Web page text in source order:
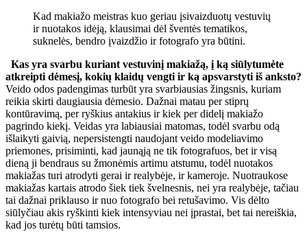
Kad makiažo meistras kuo geriau įsivaizduotų vestuvių
ir nuotakos idėją, klausimai dėl šventės tematikos,
suknelės, bendro įvaizdžio ir fotografo yra būtini.
Kas yra svarbu kuriant vestuvinį makiažą, į ką siūlytumėte
atkreipti dėmesį, kokių klaidų vengti ir ką apsvarstyti iš anksto?
Veido odos padengimas turbūt yra svarbiausias žingsnis, kuriam
reikia skirti daugiausia dėmesio. Dažnai matau per stiprų
kontūravimą, per ryškius antakius ir kiek per didelį makiažo
pagrindo kiekį. Veidas yra labiausiai matomas, todėl svarbu odą
išlaikyti gaivią, nepersistengti naudojant veido modeliavimo
priemones, prisiminti, kad jaunąją ne tik fotografuos, bet ir visą
dieną ji bendraus su žmonėmis artimu atstumu, todėl nuotakos
makiažas turi atrodyti gerai ir realybėje, ir kameroje. Nuotraukose
makiažas kartais atrodo šiek tiek švelnesnis, nei yra realybėje, tačiau
tai dažnai priklauso ir nuo fotografo bei retušavimo. Vis dėlto
siūlyčiau akis ryškinti kiek intensyviau nei įprastai, bet tai nereiškia,
kad jos turėtų būti tamsios.